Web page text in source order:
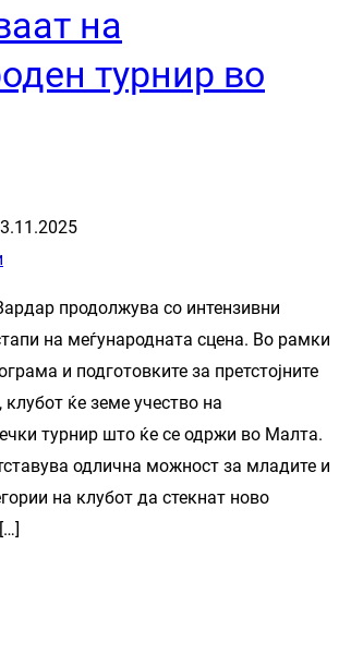
на
турнир во
продолжува со интензивни
на меѓународната сцена. Во рамки
и подготовките за претстојните
ќе земе учество на
турнир што ќе се одржи во Малта.
одлична можност за младите и
на клубот да стекнат ново